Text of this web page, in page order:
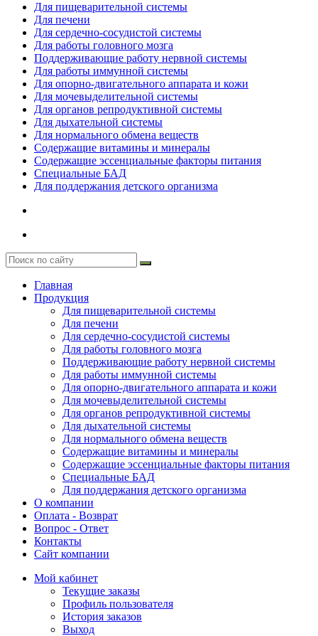
Для пищеварительной системы
Для печени
Для сердечно-сосудистой системы
Для работы головного мозга
Поддерживающие работу нервной системы
Для работы иммунной системы
Для опорно-двигательного аппарата и кожи
Для мочевыделительной системы
Для органов репродуктивной системы
Для дыхательной системы
Для нормального обмена веществ
Содержащие витамины и минералы
Содержащие эссенциальные факторы питания
Специальные БАД
Для поддержания детского организма
Главная
Продукция
Для пищеварительной системы
Для печени
Для сердечно-сосудистой системы
Для работы головного мозга
Поддерживающие работу нервной системы
Для работы иммунной системы
Для опорно-двигательного аппарата и кожи
Для мочевыделительной системы
Для органов репродуктивной системы
Для дыхательной системы
Для нормального обмена веществ
Содержащие витамины и минералы
Содержащие эссенциальные факторы питания
Специальные БАД
Для поддержания детского организма
О компании
Оплата - Возврат
Вопрос - Ответ
Контакты
Сайт компании
Мой кабинет
Текущие заказы
Профиль пользователя
История заказов
Выход